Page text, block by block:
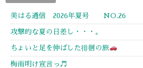
美はる通信 2026年夏号 NO.26
攻撃的な夏の日差し・・・。
ちょいと足を伸ばした徘徊の旅
梅雨明け宣言っ♬